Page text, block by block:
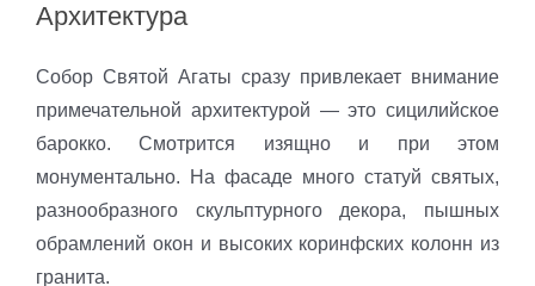
Архитектура
Собор Святой Агаты сразу привлекает внимание
примечательной архитектурой — это сицилийское
барокко. Смотрится изящно и при этом
монументально. На фасаде много статуй святых,
разнообразного скульптурного декора, пышных
обрамлений окон и высоких коринфских колонн из
гранита.